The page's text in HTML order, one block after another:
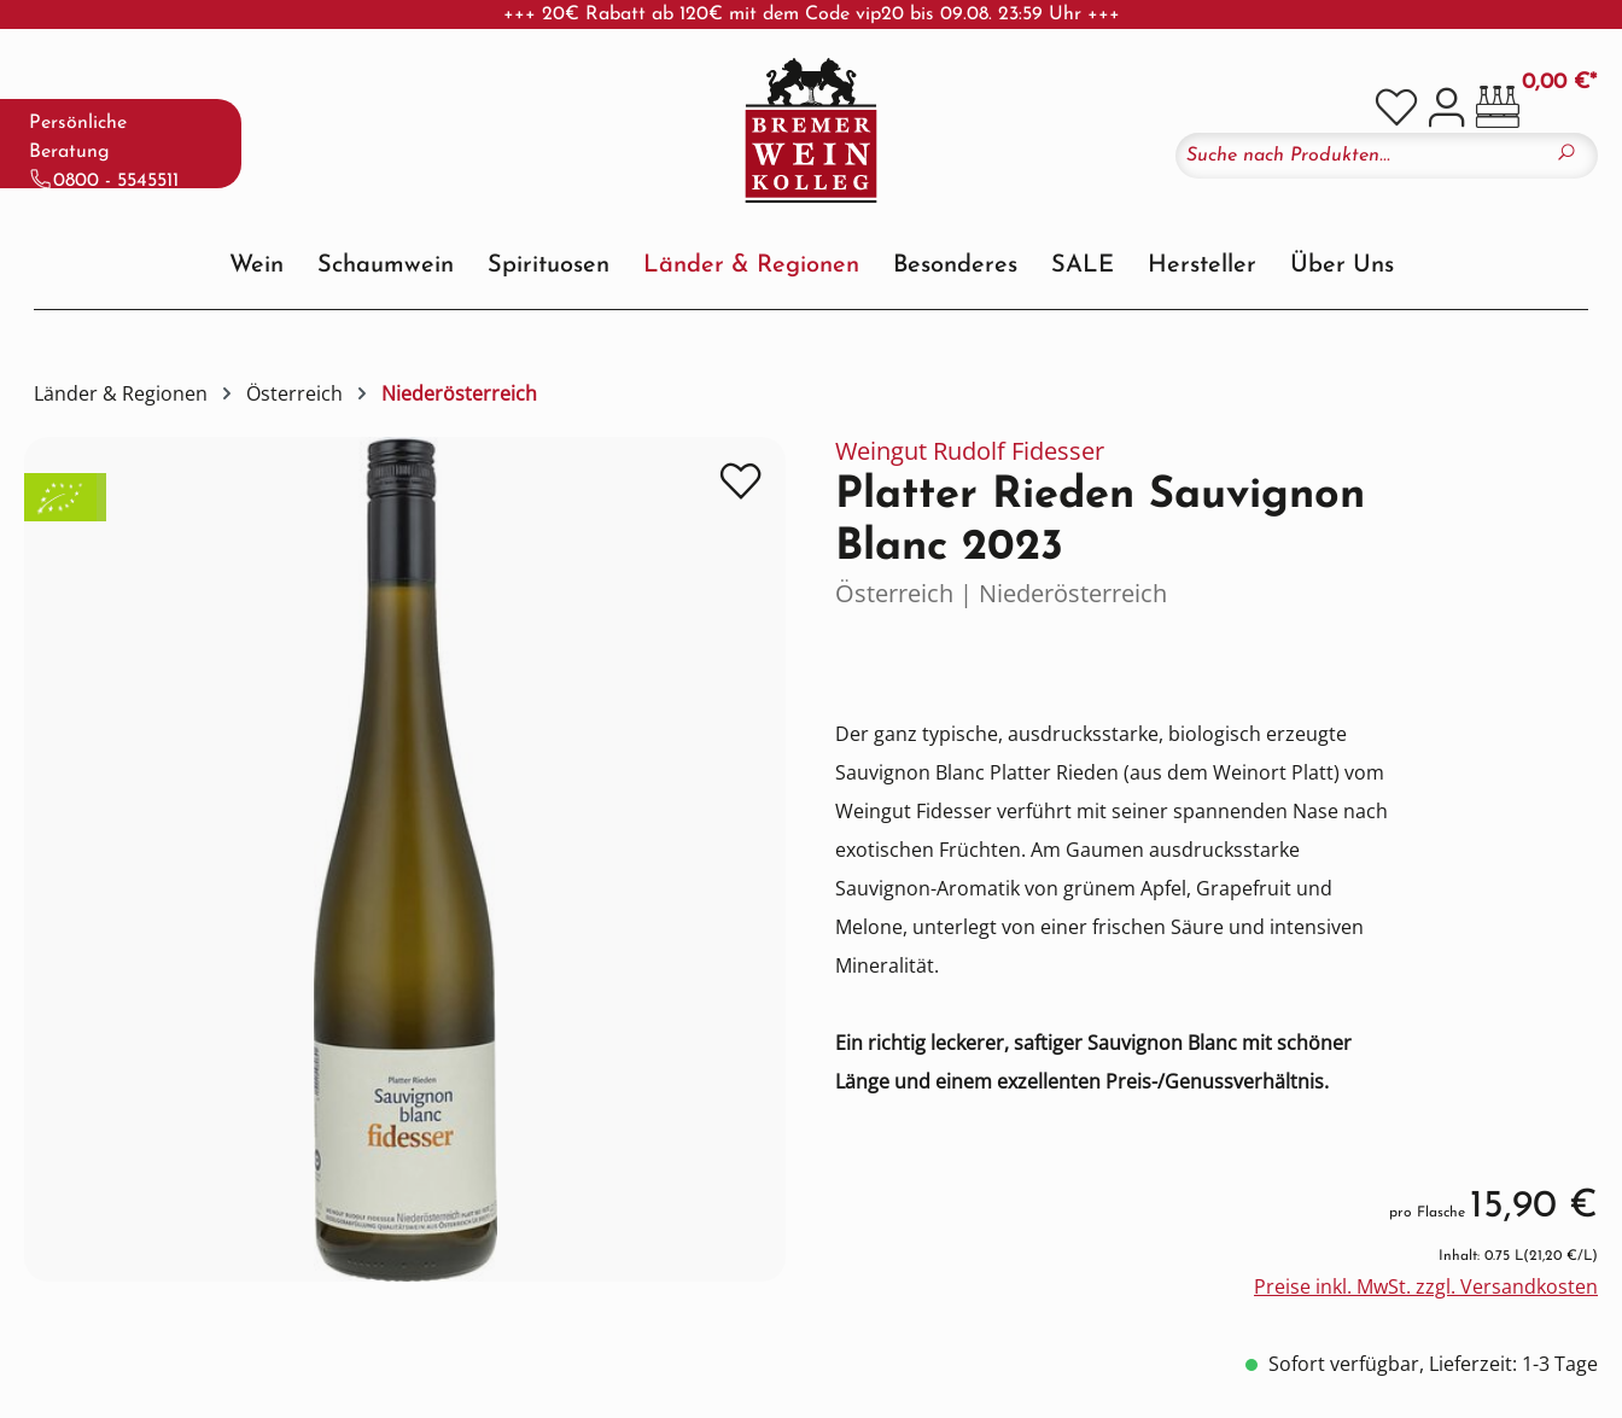
Hauptinhalt springen
Zur Suche springen
Zur Hauptnavigation springen
Persönliche
Beratung
0800 - 5545511
+++ 20€ Rabatt ab 120€ mit dem Code vip20 bis 09.08. 23:59 Uhr +++
0,00 €*
Wein Schaumwein Spirituosen Länder & Regionen Besonderes SALE Hersteller Über Uns
Länder & Regionen Österreich Niederösterreich
Weingut Rudolf Fidesser
Platter Rieden Sauvignon
Blanc 2023
Österreich | Niederösterreich
Der ganz typische, ausdrucksstarke, biologisch erzeugte
Sauvignon Blanc Platter Rieden (aus dem Weinort Platt) vom
Weingut Fidesser verführt mit seiner spannenden Nase nach
exotischen Früchten. Am Gaumen ausdrucksstarke
Sauvignon-Aromatik von grünem Apfel, Grapefruit und
Melone, unterlegt von einer frischen Säure und intensiven
Mineralität.
Ein richtig leckerer, saftiger Sauvignon Blanc mit schöner
Länge und einem exzellenten Preis-/Genussverhältnis.
pro Flasche 15,90 €
Inhalt: 0.75 L(21,20 €/L)
Preise inkl. MwSt. zzgl. Versandkosten
Sofort verfügbar, Lieferzeit: 1-3 Tage